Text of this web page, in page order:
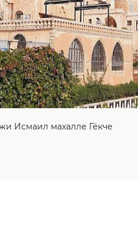
Исмаил махалле Гёкче